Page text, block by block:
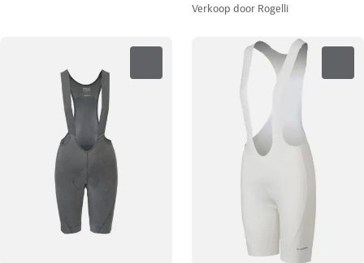
Verkoop door Rogelli